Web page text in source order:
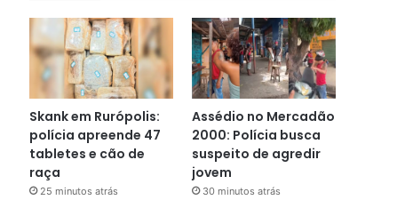
Skank em Rurópolis:
polícia apreende 47
tabletes e cão de
raça
25 minutos atrás
Assédio no Mercadão
2000: Polícia busca
suspeito de agredir
jovem
30 minutos atrás